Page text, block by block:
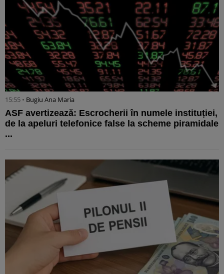
15:55 • Bugiu ⁠Ana Maria
ASF avertizează: Escrocherii în numele instituției,
de la apeluri telefonice false la scheme piramidale
...